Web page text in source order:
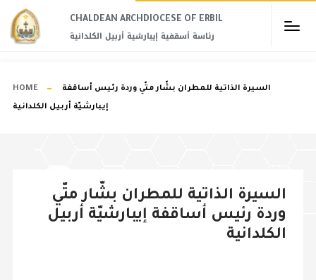
CHALDEAN ARCHDIOCESE OF ERBIL​
رئاسة أسقفية إيبارشية أربيل الكلدانية
HOME السيرة الذاتية للمطران بشّار متّي وردة رئيس أساقفة
إيبارشيّة أربيل الكلدانية
السيرة الذاتية للمطران بشّار متّي
وردة رئيس أساقفة إيبارشيّة أربيل
الكلدانية